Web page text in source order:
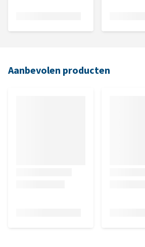
Aanbevolen producten